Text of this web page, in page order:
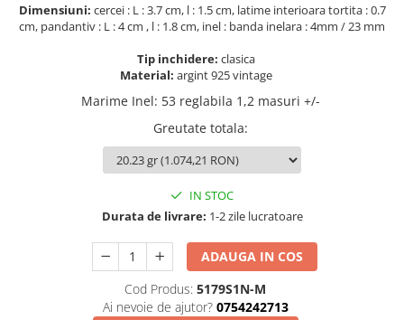
Dimensiuni: cercei : L : 3.7 cm, l : 1.5 cm, latime interioara tortita : 0.7
cm, pandantiv : L : 4 cm , l : 1.8 cm, inel : banda inelara : 4mm / 23 mm
Tip inchidere: clasica
Material: argint 925 vintage
Marime Inel: 53 reglabila 1,2 masuri +/-
Greutate totala:
IN STOC
Durata de livrare: 1-2 zile lucratoare
ADAUGA IN COS
Cod Produs: 5179S1N-M
Ai nevoie de ajutor? 0754242713